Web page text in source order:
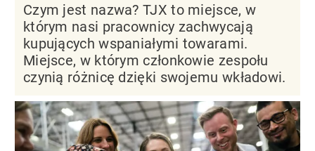
Czym jest nazwa? TJX to miejsce, w
którym nasi pracownicy zachwycają
kupujących wspaniałymi towarami.
Miejsce, w którym członkowie zespołu
czynią różnicę dzięki swojemu wkładowi.